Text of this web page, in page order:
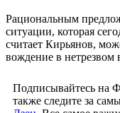
Рациональным
ситуации, которая
считает Кирьянов,
вождение в нетрезвом
Подписывайтесь на
также следите за